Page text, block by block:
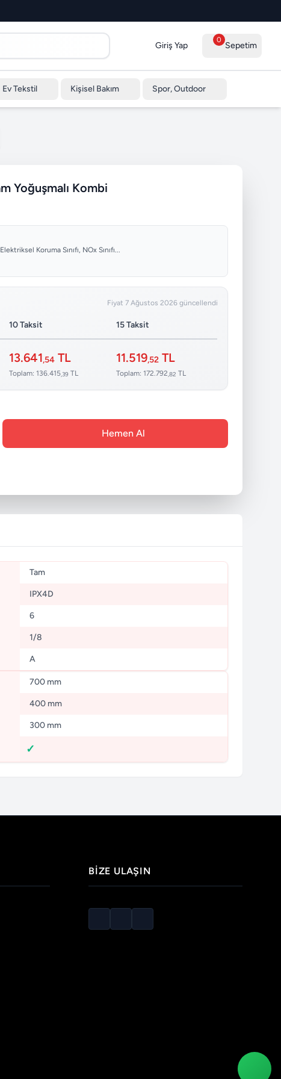
Giriş Yap
0
Sepetim
Ev Tekstil Kişisel Bakım Spor, Outdoor
Yoğuşmalı Kombi
Koruma Sınıfı, NOx Sınıfı...
Fiyat 7 Ağustos 2026 güncellendi
10 Taksit 15 Taksit
13.641,54 TL
Toplam: 136.415 ,39 TL
11.519,52 TL
Toplam: 172.792 ,82 TL
Hemen Al
Tam
IPX4D
6
1/8
A
700 mm
400 mm
300 mm
BIZE ULAŞIN